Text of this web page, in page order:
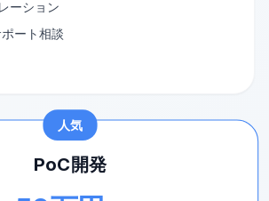
ーション
ート相談
人気
PoC開発